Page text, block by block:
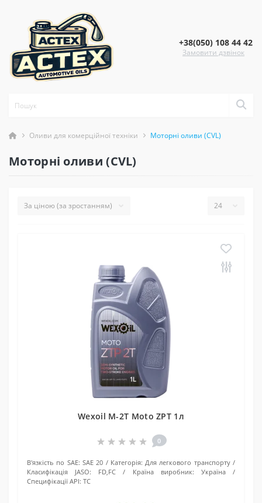
+38(050) 108 44 42
Замовити дзвінок
Оливи для комерційної техніки Моторні оливи (CVL)
Моторні оливи (CVL)
Wexoil М-2T Moto ZPT 1л
0
В'язкість по SAE: SAE 20 Категорія: Для легкового транспорту
Класифікація JASO:
FD,FC Країна виробник:
Україна
Специфікації API: TC